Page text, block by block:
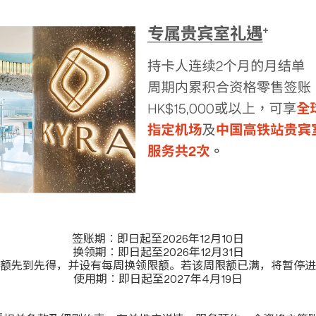
签账期︰即日起至2026年12月10日
换领期︰即日起至2026年12月31日
先到先得，并设有每周换领限额。若该周限额已满，将暂停
使用期︰即日起至2027年4月19日